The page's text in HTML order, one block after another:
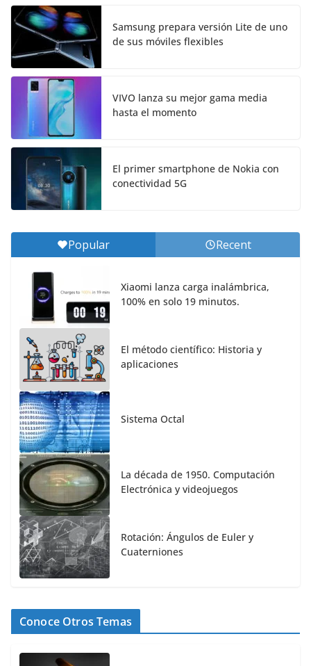
Samsung prepara versión Lite de uno
de sus móviles flexibles
VIVO lanza su mejor gama media
hasta el momento
El primer smartphone de Nokia con
conectividad 5G
Popular Recent
Xiaomi lanza carga inalámbrica,
100% en solo 19 minutos.
El método científico: Historia y
aplicaciones
Sistema Octal
La década de 1950. Computación
Electrónica y videojuegos
Rotación: Ángulos de Euler y
Cuaterniones
Conoce Otros Temas